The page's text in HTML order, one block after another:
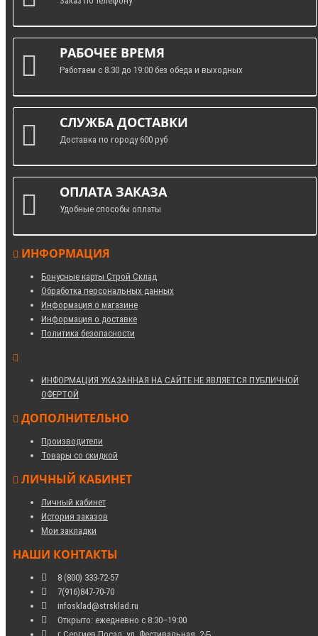
РАБОЧЕЕ ВРЕМЯ
Работаем с 8.30 до 19:00 без обеда и выходных
СЛУЖБА ДОСТАВКИ
Доставка по городу 600 руб
ОПЛАТА ЗАКАЗА
Удобные способы оплаты
ИНФОРМАЦИЯ
Бонусные карты Строй Склад
Обработка персональных данных
Информация о магазине
Информация о доставке
Политика безопасности
ИНФОРМАЦИЯ УКАЗАННАЯ НА САЙТЕ НЕ ЯВЛЯЕТСЯ ПУБЛИЧНОЙ
ОФЕРТОЙ
ДОПОЛНИТЕЛЬНО
Производители
Товары со скидкой
ЛИЧНЫЙ КАБИНЕТ
Личный кабинет
История заказов
Мои закладки
НАШИ КОНТАКТЫ
8 (800) 333-72-57
7(916)847-70-70
infosklad@strsklad.ru
Открыто: ежедневно с 8:30–19:00